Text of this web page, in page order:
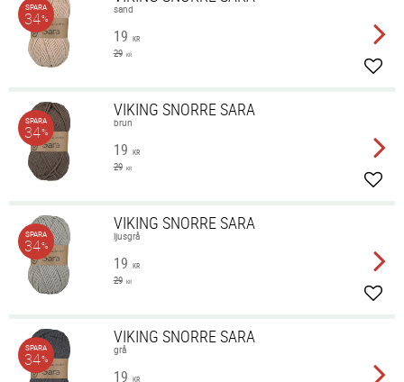
sand
19 KR
29 KR
SPARA
34%
VIKING SNORRE SARA
brun
19 KR
29 KR
SPARA
34%
VIKING SNORRE SARA
ljusgrå
19 KR
29 KR
SPARA
34%
VIKING SNORRE SARA
grå
19 KR
SPARA
34%